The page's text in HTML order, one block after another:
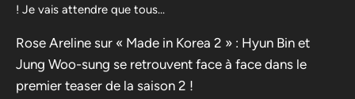
! Je vais attendre que tous…
Rose Areline sur « Made in Korea 2 » : Hyun Bin et
Jung Woo-sung se retrouvent face à face dans le
premier teaser de la saison 2 !